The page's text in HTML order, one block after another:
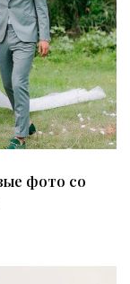
фото со